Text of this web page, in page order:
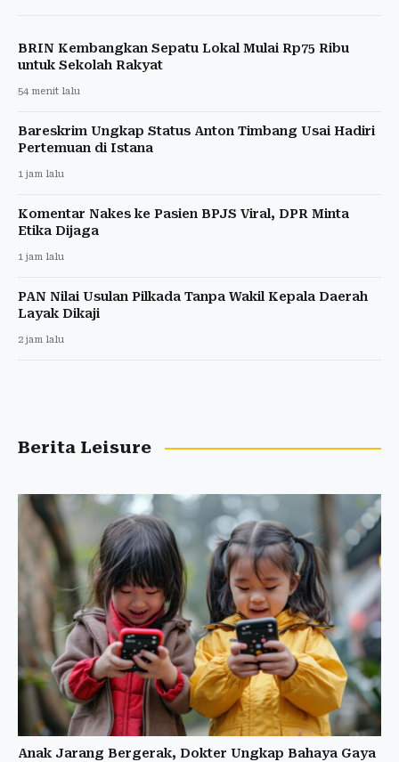
BRIN Kembangkan Sepatu Lokal Mulai Rp75 Ribu
untuk Sekolah Rakyat
54 menit lalu
Bareskrim Ungkap Status Anton Timbang Usai Hadiri
Pertemuan di Istana
1 jam lalu
Komentar Nakes ke Pasien BPJS Viral, DPR Minta
Etika Dijaga
1 jam lalu
PAN Nilai Usulan Pilkada Tanpa Wakil Kepala Daerah
Layak Dikaji
2 jam lalu
Berita Leisure
Anak Jarang Bergerak, Dokter Ungkap Bahaya Gaya